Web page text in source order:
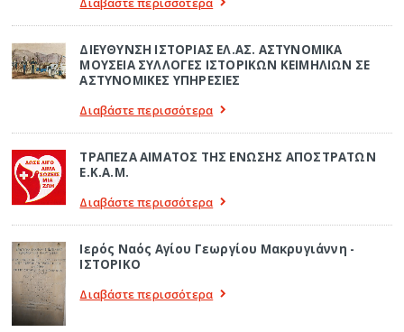
ΔΙΕΥΘΥΝΣΗ ΙΣΤΟΡΙΑΣ ΕΛ.ΑΣ. ΑΣΤΥΝΟΜΙΚΑ
ΜΟΥΣΕΙΑ ΣΥΛΛΟΓΕΣ ΙΣΤΟΡΙΚΩΝ ΚΕΙΜΗΛΙΩΝ ΣΕ
ΑΣΤΥΝΟΜΙΚΕΣ ΥΠΗΡΕΣΙΕΣ
Διαβάστε περισσότερα
ΤΡΑΠΕΖΑ ΑΙΜΑΤΟΣ ΤΗΣ ΕΝΩΣΗΣ ΑΠΟΣΤΡΑΤΩΝ
Ε.Κ.Α.Μ.
Διαβάστε περισσότερα
Ιερός Ναός Αγίου Γεωργίου Μακρυγιάννη -
ΙΣΤΟΡΙΚΟ
Διαβάστε περισσότερα